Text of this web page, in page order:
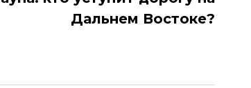
Дальнем Востоке?